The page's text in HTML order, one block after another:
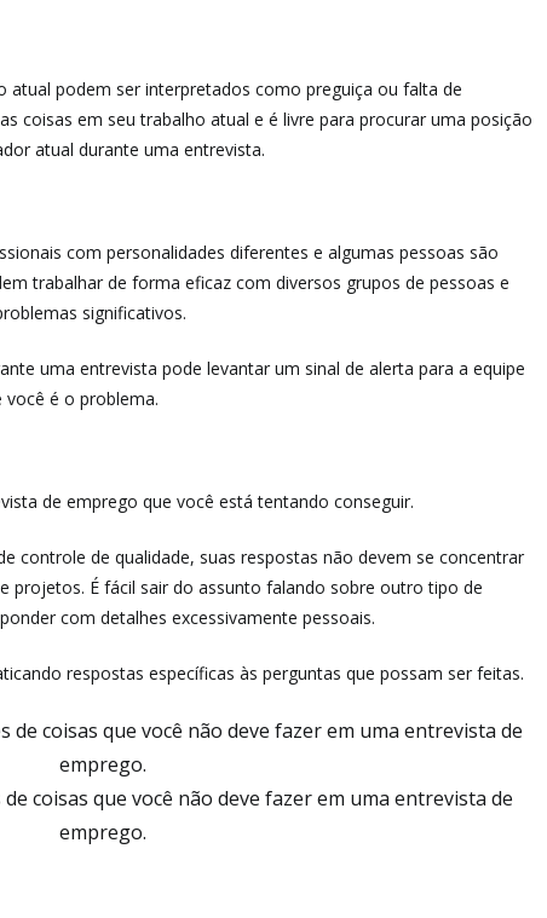
atual podem ser interpretados como preguiça ou falta de
coisas em seu trabalho atual e é livre para procurar uma posição
atual durante uma entrevista.
com personalidades diferentes e algumas pessoas são
trabalhar de forma eficaz com diversos grupos de pessoas e
significativos.
uma entrevista pode levantar um sinal de alerta para a equipe
é o problema.
de emprego que você está tentando conseguir.
controle de qualidade, suas respostas não devem se concentrar
projetos. É fácil sair do assunto falando sobre outro tipo de
com detalhes excessivamente pessoais.
respostas específicas às perguntas que possam ser feitas.
coisas que você não deve fazer em uma entrevista de
emprego.